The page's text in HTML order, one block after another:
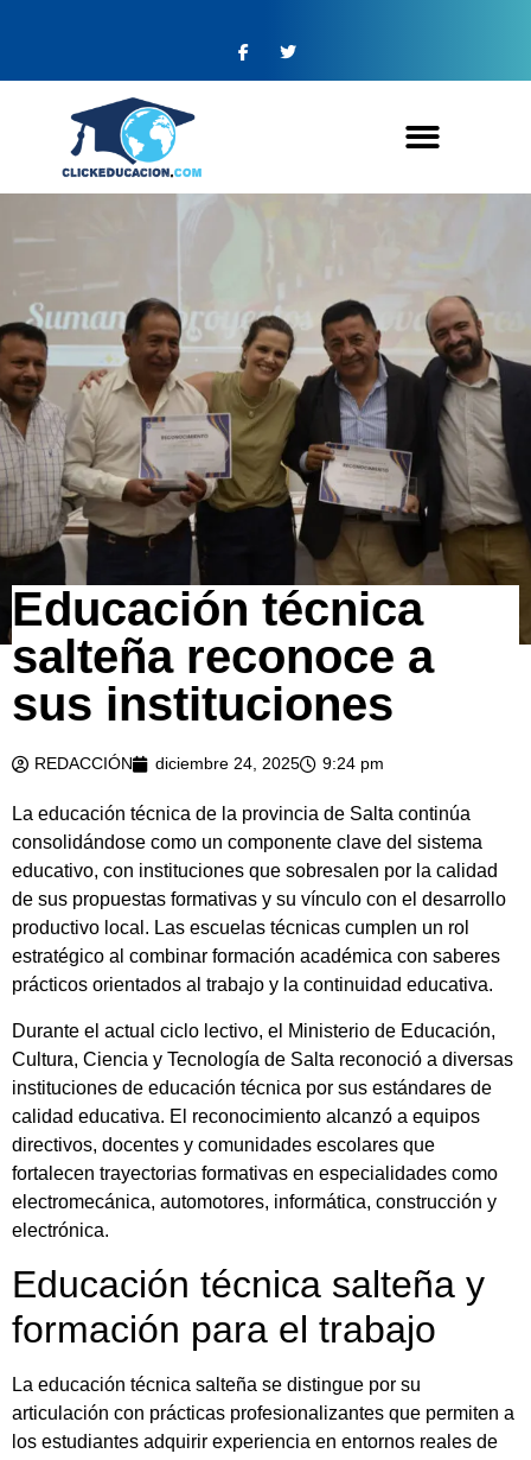
Educación técnica
salteña reconoce a
sus instituciones
REDACCIÓN diciembre 24, 2025 9:24 pm
La educación técnica de la provincia de Salta continúa
consolidándose como un componente clave del sistema
educativo, con instituciones que sobresalen por la calidad
de sus propuestas formativas y su vínculo con el desarrollo
productivo local. Las escuelas técnicas cumplen un rol
estratégico al combinar formación académica con saberes
prácticos orientados al trabajo y la continuidad educativa.
Durante el actual ciclo lectivo, el Ministerio de Educación,
Cultura, Ciencia y Tecnología de Salta reconoció a diversas
instituciones de educación técnica por sus estándares de
calidad educativa. El reconocimiento alcanzó a equipos
directivos, docentes y comunidades escolares que
fortalecen trayectorias formativas en especialidades como
electromecánica, automotores, informática, construcción y
electrónica.
Educación técnica salteña y
formación para el trabajo
La educación técnica salteña se distingue por su
articulación con prácticas profesionalizantes que permiten a
los estudiantes adquirir experiencia en entornos reales de